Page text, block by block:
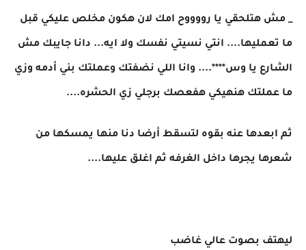
_ مش هتلحقي يا رووووح امك لان هكون مخلص عليكي قبل
ما تعمليها.... انتي نسيتي نفسك ولا ايه... دانا جايبك مش
الشارع يا وس****.... وانا اللي نضفتك وعملتك بني أدمه وزي
ما عملتك هنهيكي هفعصك برجلي زي الحشره....
ثم ابعدها عنه بقوه لتسقط أرضا دنا منها يمسكها من
شعرها يجرها داخل الغرفه ثم اغلق عليها....
ليهتف بصوت عالي غاضب